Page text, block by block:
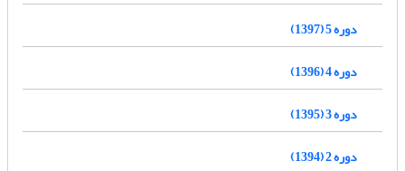
دوره 5 (1397)
دوره 4 (1396)
دوره 3 (1395)
دوره 2 (1394)